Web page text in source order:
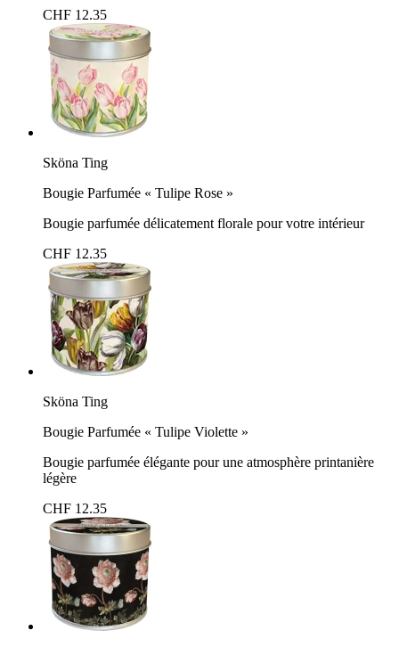
CHF 12.35
Sköna Ting
Bougie Parfumée « Tulipe Rose »
Bougie parfumée délicatement florale pour votre intérieur
CHF 12.35
Sköna Ting
Bougie Parfumée « Tulipe Violette »
Bougie parfumée élégante pour une atmosphère printanière
légère
CHF 12.35